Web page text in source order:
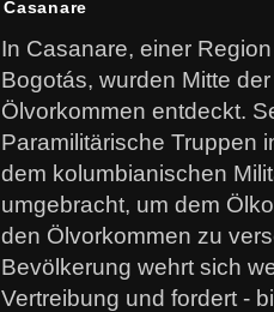
Casanare
In Casanare, einer
Bogotás, wurden Mitte
Ölvorkommen entdeckt.
Paramilitärische Truppen
dem kolumbianischen
umgebracht, um dem
den Ölvorkommen zu
Bevölkerung wehrt sich
Vertreibung und fordert -